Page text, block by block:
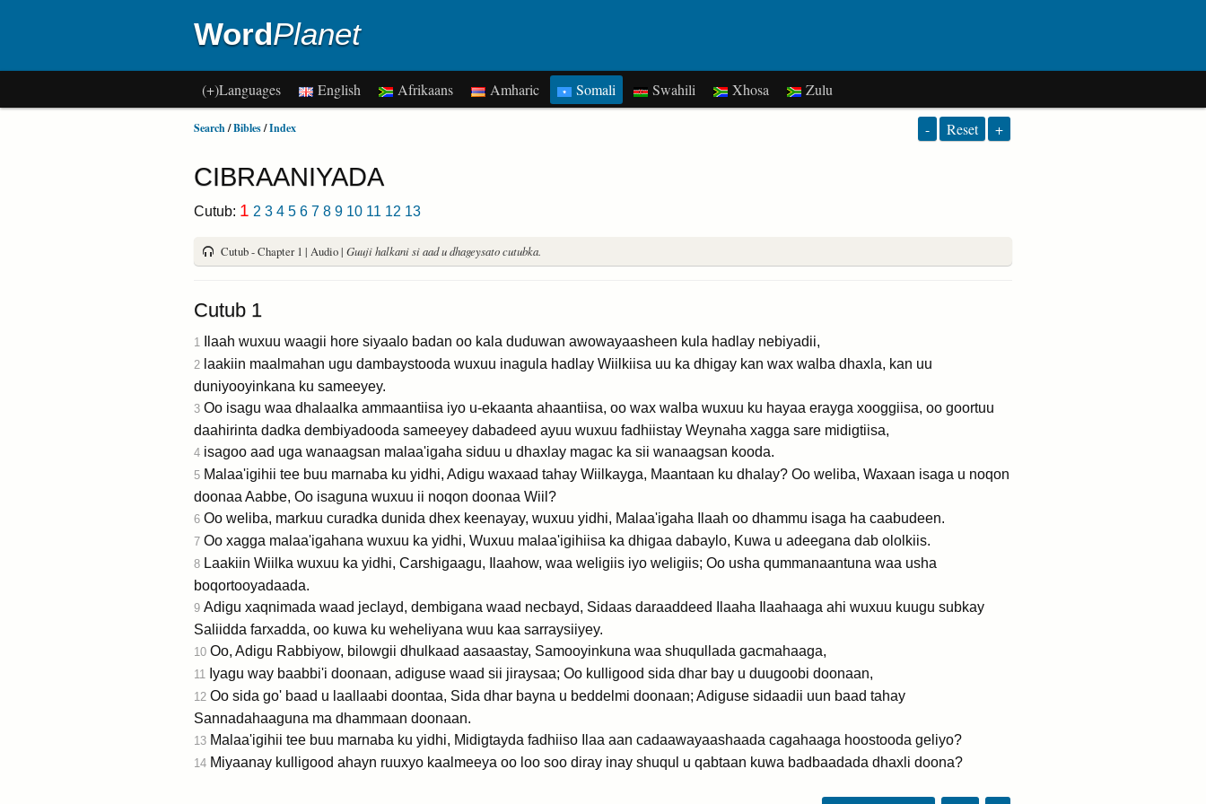
WordPlanet
(+)Languages English Afrikaans Amharic Somali Swahili Xhosa Zulu
Search/Bibles/Index - Reset +
CIBRAANIYADA
Cutub: 1 2 3 4 5 6 7 8 9 10 11 12 13
Cutub - Chapter 1 | Audio | Guuji halkani si aad u dhageysato cutubka.
Cutub 1
1 Ilaah wuxuu waagii hore siyaalo badan oo kala duduwan awowayaasheen kula hadlay nebiyadii,
2 laakiin maalmahan ugu dambaystooda wuxuu inagula hadlay Wiilkiisa uu ka dhigay kan wax walba dhaxla, kan uu
duniyooyinkana ku sameeyey.
3 Oo isagu waa dhalaalka ammaantiisa iyo u-ekaanta ahaantiisa, oo wax walba wuxuu ku hayaa erayga xooggiisa, oo goortuu
daahirinta dadka dembiyadooda sameeyey dabadeed ayuu wuxuu fadhiistay Weynaha xagga sare midigtiisa,
4 isagoo aad uga wanaagsan malaa'igaha siduu u dhaxlay magac ka sii wanaagsan kooda.
5 Malaa'igihii tee buu marnaba ku yidhi, Adigu waxaad tahay Wiilkayga, Maantaan ku dhalay? Oo weliba, Waxaan isaga u noqon
doonaa Aabbe, Oo isaguna wuxuu ii noqon doonaa Wiil?
6 Oo weliba, markuu curadka dunida dhex keenayay, wuxuu yidhi, Malaa'igaha Ilaah oo dhammu isaga ha caabudeen.
7 Oo xagga malaa'igahana wuxuu ka yidhi, Wuxuu malaa'igihiisa ka dhigaa dabaylo, Kuwa u adeegana dab ololkiis.
8 Laakiin Wiilka wuxuu ka yidhi, Carshigaagu, Ilaahow, waa weligiis iyo weligiis; Oo usha qummanaantuna waa usha
boqortooyadaada.
9 Adigu xaqnimada waad jeclayd, dembigana waad necbayd, Sidaas daraaddeed Ilaaha Ilaahaaga ahi wuxuu kuugu subkay
Saliidda farxadda, oo kuwa ku weheliyana wuu kaa sarraysiiyey.
10 Oo, Adigu Rabbiyow, bilowgii dhulkaad aasaastay, Samooyinkuna waa shuqullada gacmahaaga,
11 Iyagu way baabbi'i doonaan, adiguse waad sii jiraysaa; Oo kulligood sida dhar bay u duugoobi doonaan,
12 Oo sida go' baad u laallaabi doontaa, Sida dhar bayna u beddelmi doonaan; Adiguse sidaadii uun baad tahay
Sannadahaaguna ma dhammaan doonaan.
13 Malaa'igihii tee buu marnaba ku yidhi, Midigtayda fadhiiso Ilaa aan cadaawayaashaada cagahaaga hoostooda geliyo?
14 Miyaanay kulligood ahayn ruuxyo kaalmeeya oo loo soo diray inay shuqul u qabtaan kuwa badbaadada dhaxli doona?